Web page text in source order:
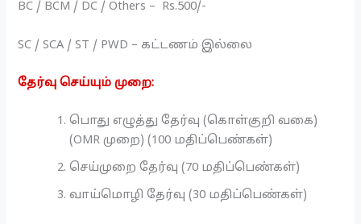
BC / BCM / DC / Others – Rs.500/-
SC / SCA / ST / PWD – கட்டணம் இல்லை
தேர்வு செய்யும் முறை:
பொது எழுத்து தேர்வு (கொள்குறி வகை)
(OMR முறை) (100 மதிப்பெண்கள்)
செய்முறை தேர்வு (70 மதிப்பெண்கள்)
வாய்மொழி தேர்வு (30 மதிப்பெண்கள்)